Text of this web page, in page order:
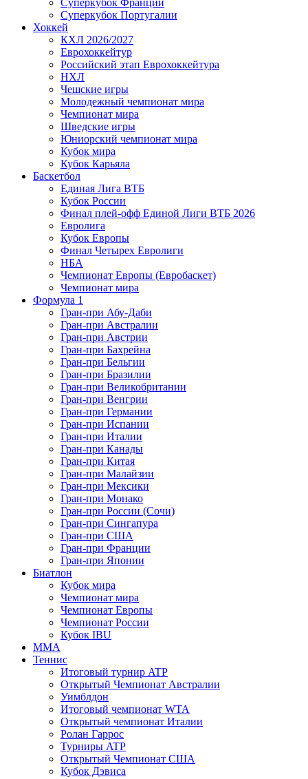
Суперкубок Португалии
Хоккей
КХЛ 2026/2027
Еврохоккейтур
Российский этап Еврохоккейтура
НХЛ
Чешские игры
Молодежный чемпионат мира
Чемпионат мира
Шведские игры
Юниорский чемпионат мира
Кубок мира
Кубок Карьяла
Баскетбол
Единая Лига ВТБ
Кубок России
Финал плей-офф Единой Лиги ВТБ 2026
Евролига
Кубок Европы
Финал Четырех Евролиги
НБА
Чемпионат Европы (Евробаскет)
Чемпионат мира
Формула 1
Гран-при Абу-Даби
Гран-при Австралии
Гран-при Австрии
Гран-при Бахрейна
Гран-при Бельгии
Гран-при Бразилии
Гран-при Великобритании
Гран-при Венгрии
Гран-при Германии
Гран-при Испании
Гран-при Италии
Гран-при Канады
Гран-при Китая
Гран-при Малайзии
Гран-при Мексики
Гран-при Монако
Гран-при России (Сочи)
Гран-при Сингапура
Гран-при США
Гран-при Франции
Гран-при Японии
Биатлон
Кубок мира
Чемпионат мира
Чемпионат Европы
Чемпионат России
Кубок IBU
MMA
Теннис
Итоговый турнир ATP
Открытый Чемпионат Австралии
Уимблдон
Итоговый чемпионат WTA
Открытый чемпионат Италии
Ролан Гаррос
Турниры ATP
Открытый Чемпионат США
Кубок Дэвиса